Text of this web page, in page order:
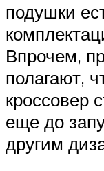
подушки
Впрочем,
полагают,
кроссовер
еще до
другим